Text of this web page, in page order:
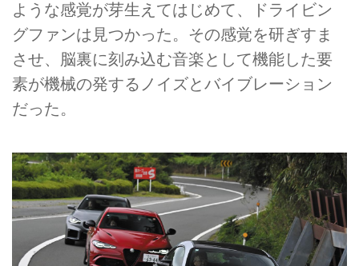
ような感覚が芽生えてはじめて、ドライビン
グファンは見つかった。その感覚を研ぎすま
させ、脳裏に刻み込む音楽として機能した要
素が機械の発するノイズとバイブレーション
だった。